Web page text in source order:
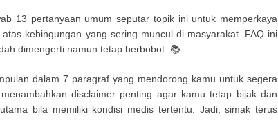
13 pertanyaan umum seputar topik ini untuk memperkaya
kebingungan yang sering muncul di masyarakat. FAQ ini
dimengerti namun tetap berbobot. 📚
dalam 7 paragraf yang mendorong kamu untuk segera
disclaimer penting agar kamu tetap bijak dan
bila memiliki kondisi medis tertentu. Jadi, simak terus